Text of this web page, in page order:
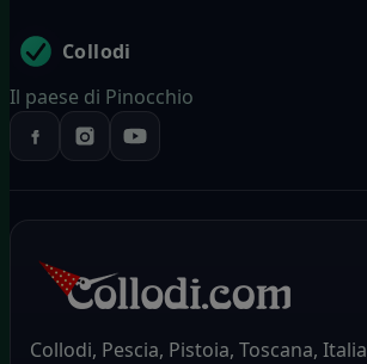
Collodi
Il paese di Pinocchio
Collodi, Pescia, Pistoia, Toscana, Italia